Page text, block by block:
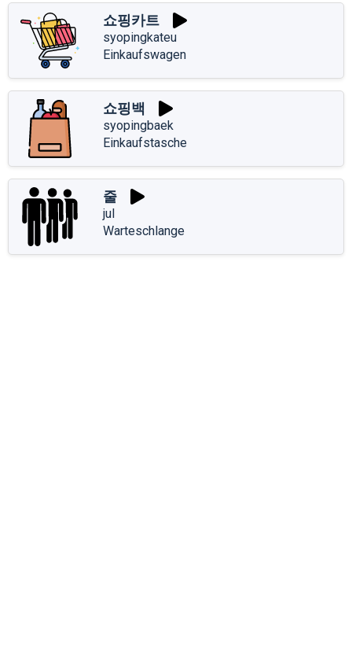
쇼핑카트
syopingkateu
Einkaufswagen
쇼핑백
syopingbaek
Einkaufstasche
줄
jul
Warteschlange